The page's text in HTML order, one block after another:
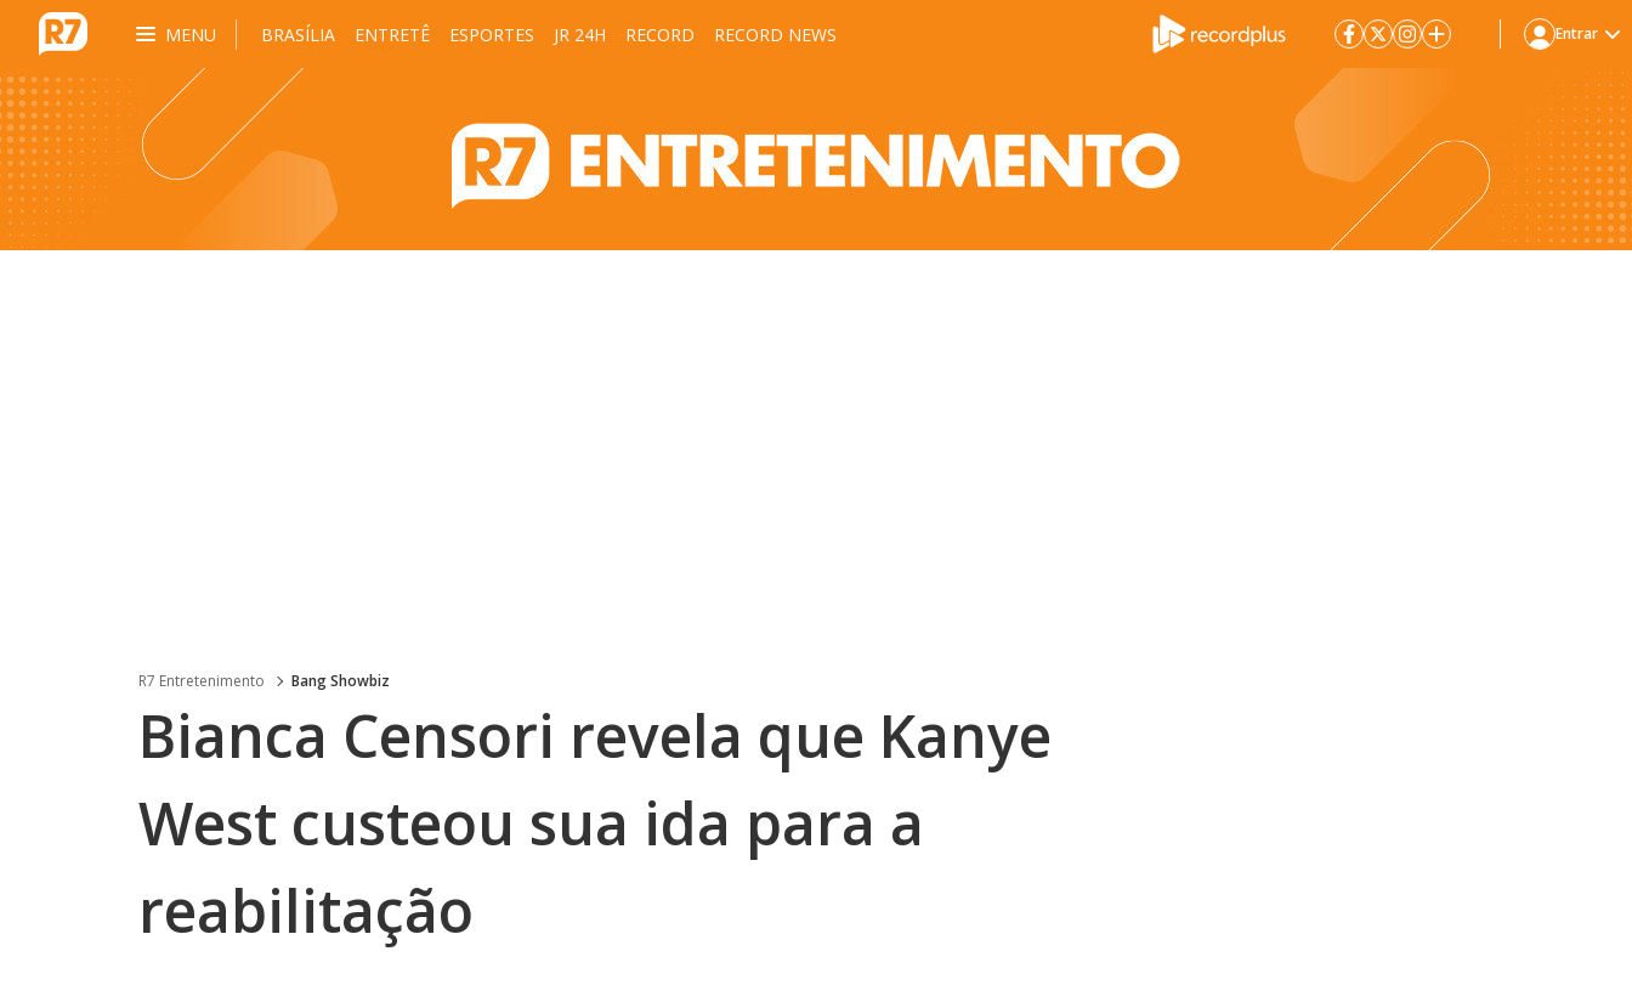
MENU BRASÍLIA ENTRETÊ ESPORTES JR 24H RECORD RECORD NEWS Entrar
R7 Entretenimento Bang Showbiz
Bianca Censori revela que Kanye
West custeou sua ida para a
reabilitação